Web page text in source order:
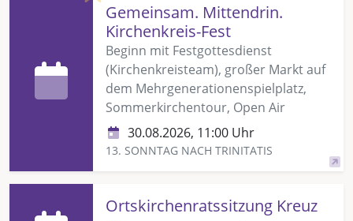
Gemeinsam. Mittendrin.
Kirchenkreis-Fest
Beginn mit Festgottesdienst
(Kirchenkreisteam), großer Markt auf
dem Mehrgenerationenspielplatz,
Sommerkirchentour, Open Air
30.08.2026, 11:00 Uhr
13. SONNTAG NACH TRINITATIS
Ortskirchenratssitzung Kreuz